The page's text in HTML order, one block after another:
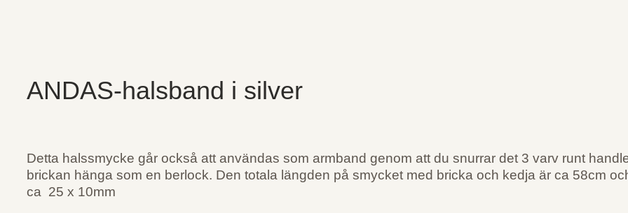
ANDAS-halsband i silver
Detta halssmycke går också att användas som armband genom att du snurrar det 3 varv runt
brickan hänga som en berlock. Den totala längden på smycket med bricka och kedja är ca 58cm
ca 25 x 10mm